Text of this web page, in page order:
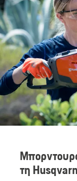
Βρείτε τον
τη